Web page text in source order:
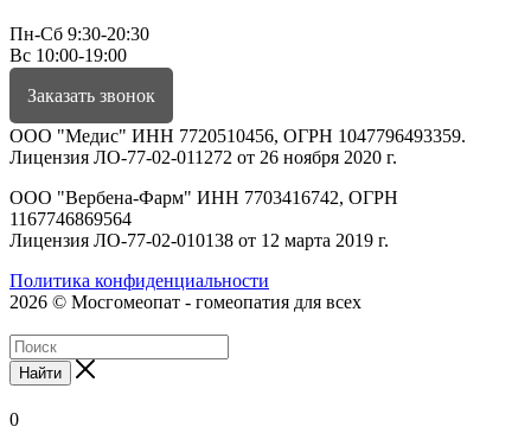
Пн-Сб 9:30-20:30
Вс 10:00-19:00
Заказать звонок
ООО "Медис" ИНН 7720510456, ОГРН 1047796493359.
Лицензия ЛО-77-02-011272 от 26 ноября 2020 г.
ООО "Вербена-Фарм" ИНН 7703416742, ОГРН
1167746869564
Лицензия ЛО-77-02-010138 от 12 марта 2019 г.
Политика конфиденциальности
2026 © Мосгомеопат - гомеопатия для всех
Найти
0